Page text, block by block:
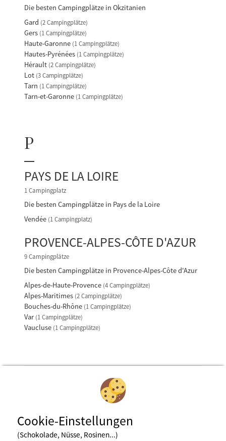
Die besten Campingplätze in Okzitanien
Gard (2 Campingplätze)
Gers (1 Campingplätze)
Haute-Garonne (1 Campingplätze)
Hautes-Pyrénées (1 Campingplätze)
Hérault (2 Campingplätze)
Lot (3 Campingplätze)
Tarn (1 Campingplätze)
Tarn-et-Garonne (1 Campingplätze)
P
PAYS DE LA LOIRE
1 Campingplatz
Die besten Campingplätze in Pays de la Loire
Vendée (1 Campingplatz)
PROVENCE-ALPES-CÔTE D'AZUR
9 Campingplätze
Die besten Campingplätze in Provence-Alpes-Côte d'Azur
Alpes-de-Haute-Provence (4 Campingplätze)
Alpes-Maritimes (2 Campingplätze)
Bouches-du-Rhône (1 Campingplätze)
Var (1 Campingplätze)
Vaucluse (1 Campingplätze)
Cookie-Einstellungen
(Schokolade, Nüsse, Rosinen...)